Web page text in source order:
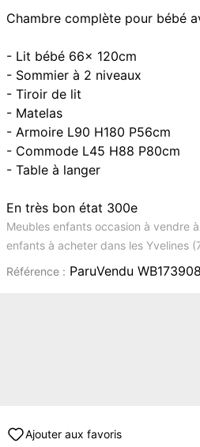
Chambre complète pour bébé
- Lit bébé 66x 120cm
- Sommier à 2 niveaux
- Tiroir de lit
- Matelas
- Armoire L90 H180 P56cm
- Commode L45 H88 P80cm
- Table à langer
En très bon état 300e
Meubles enfants occasion à vendre
enfants à acheter dans les Yvelines
Référence : ParuVendu
Ajouter aux favoris